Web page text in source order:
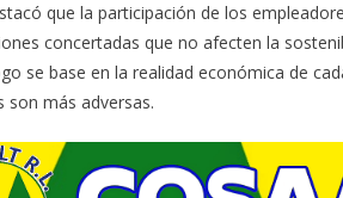
que la participación de los
concertadas que no afecten la
se base en la realidad económica de
son más adversas.